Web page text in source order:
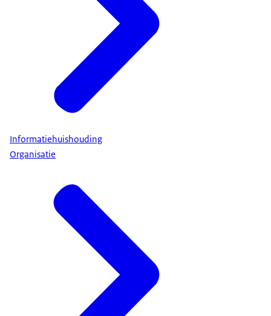
Informatiehuishouding
Organisatie